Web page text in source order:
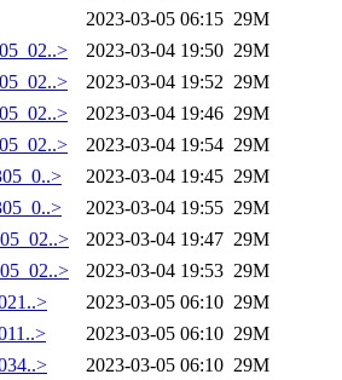
2023-03-05 06:15 29M
2023-03-04 19:50 29M
2023-03-04 19:52 29M
2023-03-04 19:46 29M
2023-03-04 19:54 29M
2023-03-04 19:45 29M
2023-03-04 19:55 29M
2023-03-04 19:47 29M
2023-03-04 19:53 29M
2023-03-05 06:10 29M
2023-03-05 06:10 29M
2023-03-05 06:10 29M